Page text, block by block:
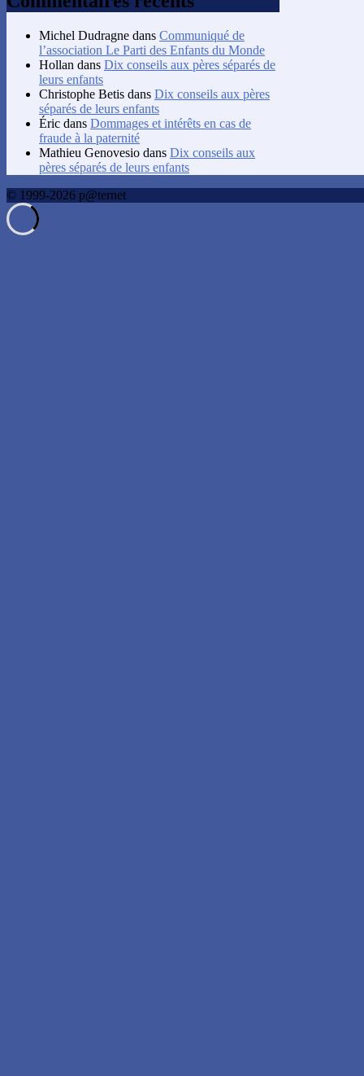
Michel Dudragne dans Communiqué de
l’association Le Parti des Enfants du Monde
Hollan dans Dix conseils aux pères séparés de
leurs enfants
Christophe Betis dans Dix conseils aux pères
séparés de leurs enfants
Éric dans Dommages et intérêts en cas de
fraude à la paternité
Mathieu Genovesio dans Dix conseils aux
pères séparés de leurs enfants
© 1999-2026 p@ternet